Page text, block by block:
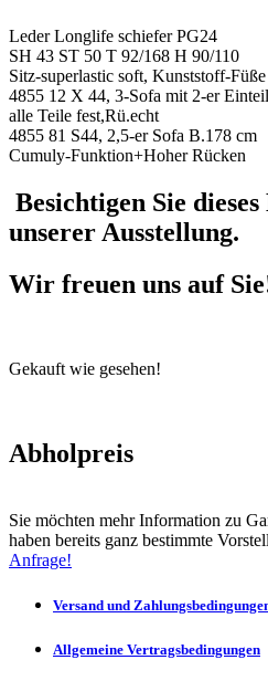
Leder Longlife schiefer PG24
SH 43 ST 50 T 92/168 H 90/110
Sitz-superlastic soft, Kunststoff-Füße
4855 12 X 44, 3-Sofa mit 2-er
alle Teile fest,Rü.echt
4855 81 S44, 2,5-er Sofa B.178 cm
Cumuly-Funktion+Hoher Rücken
Besichtigen Sie
unserer Ausstellung.
Wir freuen uns auf
Gekauft wie gesehen!
Abholpreis
Sie möchten mehr Information zu
haben bereits ganz bestimmte
Anfrage!
Versand und
Allgemeine Vertragsbedingungen